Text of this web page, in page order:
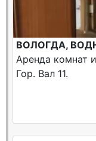
ВОЛОГДА,
Аренда комнат
Гор. Вал 11.